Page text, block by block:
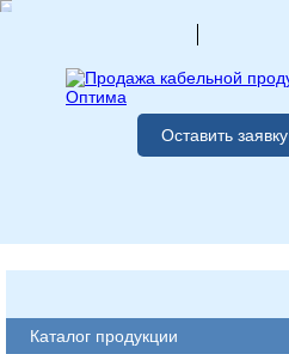
Оставить заявку
Каталог продукции